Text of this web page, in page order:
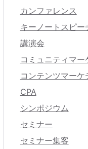
カンファレンス
キーノートスピー
講演会
コミュニティマー
コンテンツマーケ
CPA
シンポジウム
セミナー
セミナー集客